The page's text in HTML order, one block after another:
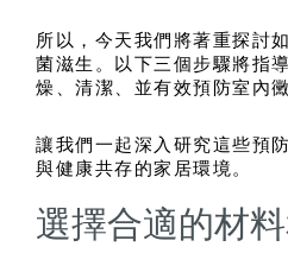
所以，今天我們將著重探討
菌滋生。以下三個步驟將指
燥、清潔、並有效預防室內黴
讓我們一起深入研究這些預
與健康共存的家居環境。
選擇合適的材